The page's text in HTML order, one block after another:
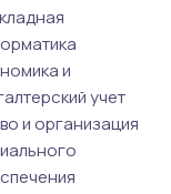
и
учет
и организация